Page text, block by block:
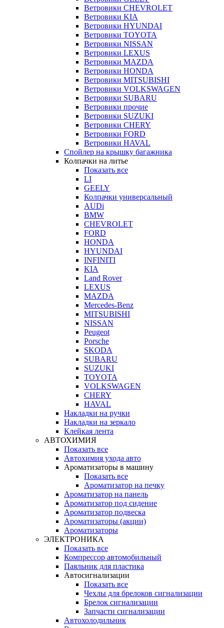
Ветровики CHEVROLET
Ветровики KIA
Ветровики HYUNDAI
Ветровики TOYOTA
Ветровики NISSAN
Ветровики LEXUS
Ветровики MAZDA
Ветровики HONDA
Ветровики MITSUBISHI
Ветровики VOLKSWAGEN
Ветровики SUBARU
Ветровики прочие
Ветровики SUZUKI
Ветровики CHERY
Ветровики FORD
Ветровики HAVAL
Спойлер на крышку багажника
Колпачки на литье
Показать все
LI
GEELY
Колпачки универсальный
AUDi
BMW
CHEVROLET
FORD
HONDA
HYUNDAI
INFINITI
KIA
Land Rover
LEXUS
MAZDA
Mercedes-Benz
MITSUBISHI
NISSAN
Peugeot
Porsche
SKODA
SUBARU
SUZUKI
TOYOTA
VOLKSWAGEN
CHERY
HAVAL
Накладки на ручки
Накладки на зеркало
Клейкая лента
АВТОХИМИЯ
Показать все
Автохимия ухода авто
Ароматизаторы в машину
Показать все
Ароматизатор на печку
Ароматизатор на панель
Ароматизатор под сидение
Ароматизатор подвеска
Ароматизаторы (акции)
Ароматизаторы
ЭЛЕКТРОНИКА
Показать все
Компрессор автомобильный
Паяльник для пластика
Автосигнализации
Показать все
Чехлы для брелоков сигнализации
Брелок сигнализации
Запчасти сигнализации
Автохолодильник